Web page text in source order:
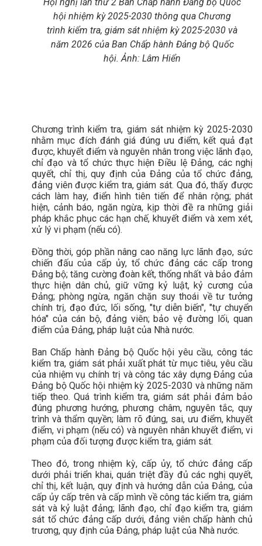
hội nhiệm kỳ 2025-2030 thông qua Chương
trình kiểm tra, giám sát nhiệm kỳ 2025-2030 và
năm 2026 của Ban Chấp hành Đảng bộ Quốc
hội. Ảnh: Lâm Hiển
Chương trình kiểm tra, giám sát nhiệm kỳ 2025-2030
nhằm mục đích đánh giá đúng ưu điểm, kết quả đạt
được, khuyết điểm và nguyên nhân trong việc lãnh đạo,
chỉ đạo và tổ chức thực hiện Điều lệ Đảng, các nghị
quyết, chỉ thị, quy định của Đảng của tổ chức đảng,
đảng viên được kiểm tra, giám sát. Qua đó, thấy được
cách làm hay, điển hình tiên tiến để nhân rộng; phát
hiện, cảnh báo, ngăn ngừa, kịp thời đề ra những giải
pháp khắc phục các hạn chế, khuyết điểm và xem xét,
xử lý vi phạm (nếu có).
Đồng thời, góp phần nâng cao năng lực lãnh đạo, sức
chiến đấu của cấp ủy, tổ chức đảng các cấp trong
Đảng bộ; tăng cường đoàn kết, thống nhất và bảo đảm
thực hiện dân chủ, giữ vững kỷ luật, kỷ cương của
Đảng; phòng ngừa, ngăn chặn suy thoái về tư tưởng
chính trị, đạo đức, lối sống, "tự diễn biến", "tự chuyển
hóa" của cán bộ, đảng viên; bảo vệ đường lối, quan
điểm của Đảng, pháp luật của Nhà nước.
Ban Chấp hành Đảng bộ Quốc hội yêu cầu, công tác
kiểm tra, giám sát phải xuất phát từ mục tiêu, yêu cầu
của nhiệm vụ chính trị và công tác xây dựng Đảng của
Đảng bộ Quốc hội nhiệm kỳ 2025-2030 và những năm
tiếp theo. Quá trình kiểm tra, giám sát phải đảm bảo
đúng phương hướng, phương châm, nguyên tắc, quy
trình và thẩm quyền; làm rõ đúng, sai, ưu điểm, khuyết
điểm, vi phạm (nếu có) và nguyên nhân khuyết điểm, vi
phạm của đối tượng được kiểm tra, giám sát.
Theo đó, trong nhiệm kỳ, cấp ủy, tổ chức đảng cấp
dưới phải triển khai, quán triệt đầy đủ các nghị quyết,
chỉ thị, kết luận, quy định và hướng dẫn của Đảng, của
cấp ủy cấp trên và cấp mình về công tác kiểm tra, giám
sát và kỷ luật đảng; lãnh đạo, chỉ đạo kiểm tra, giám
sát tổ chức đảng cấp dưới, đảng viên chấp hành chủ
trương, quy định của Đảng, pháp luật của Nhà nước.